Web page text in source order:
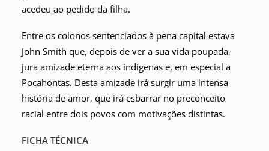
acedeu ao pedido da filha.
Entre os colonos sentenciados à pena capital estava
John Smith que, depois de ver a sua vida poupada,
jura amizade eterna aos indígenas e, em especial a
Pocahontas. Desta amizade irá surgir uma intensa
história de amor, que irá esbarrar no preconceito
racial entre dois povos com motivações distintas.
FICHA TÉCNICA